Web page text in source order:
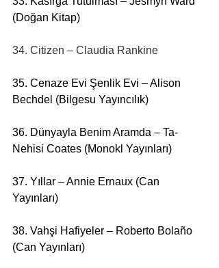
(Doğan Kitap)
34. Citizen – Claudia Rankine
35. Cenaze Evi Şenlik Evi – Alison
Bechdel (Bilgesu Yayıncılık)
36. Dünyayla Benim Aramda – Ta-
Nehisi Coates (Monokl Yayınları)
37. Yıllar – Annie Ernaux (Can
Yayınları)
38. Vahşi Hafiyeler – Roberto Bolaño
(Can Yayınları)